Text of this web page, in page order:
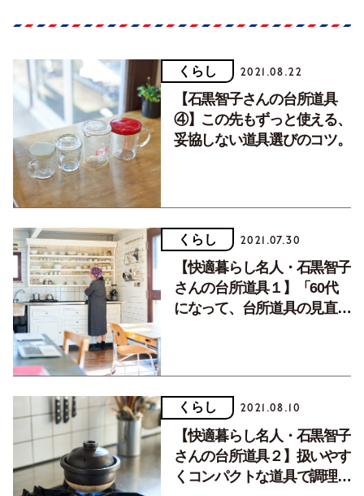
くらし 2021.08.22
【石黒智子さんの台所道具
④】この先もずっと使える、
妥協しない道具選びのコツ。
くらし 2021.07.30
【快適暮らし名人・石黒智子
さんの台所道具１】「60代
になって、台所道具の見直し
くらし 2021.08.10
【快適暮らし名人・石黒智子
さんの台所道具２】扱いやす
くコンパクトな道具で調理を